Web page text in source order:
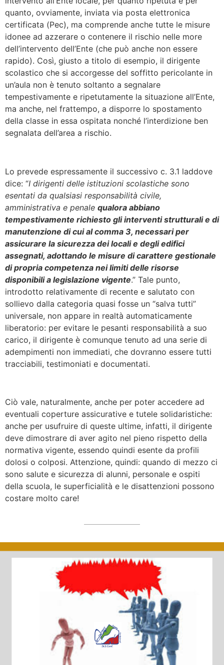
quanto, ovviamente, inviata via posta elettronica
certificata (Pec), ma comprende anche tutte le misure
idonee ad azzerare o contenere il rischio nelle more
dell’intervento dell’Ente (che può anche non essere
rapido). Così, giusto a titolo di esempio, il dirigente
scolastico che si accorgesse del soffitto pericolante in
un’aula non è tenuto soltanto a segnalare
tempestivamente e ripetutamente la situazione all’Ente,
ma anche, nel frattempo, a disporre lo spostamento
della classe in essa ospitata nonché l’interdizione ben
segnalata dell’area a rischio.
Lo prevede espressamente il successivo c. 3.1 laddove
dice: “I dirigenti delle istituzioni scolastiche sono
esentati da qualsiasi responsabilità civile,
amministrativa e penale qualora abbiano
tempestivamente richiesto gli interventi strutturali e di
manutenzione di cui al comma 3, necessari per
assicurare la sicurezza dei locali e degli edifici
assegnati, adottando le misure di carattere gestionale
di propria competenza nei limiti delle risorse
disponibili a legislazione vigente.” Tale punto,
introdotto relativamente di recente e salutato con
sollievo dalla categoria quasi fosse un “salva tutti”
universale, non appare in realtà automaticamente
liberatorio: per evitare le pesanti responsabilità a suo
carico, il dirigente è comunque tenuto ad una serie di
adempimenti non immediati, che dovranno essere tutti
tracciabili, testimoniati e documentati.
Ciò vale, naturalmente, anche per poter accedere ad
eventuali coperture assicurative e tutele solidaristiche:
anche per usufruire di queste ultime, infatti, il dirigente
deve dimostrare di aver agito nel pieno rispetto della
normativa vigente, essendo quindi esente da profili
dolosi o colposi. Attenzione, quindi: quando di mezzo ci
sono salute e sicurezza di alunni, personale e ospiti
della scuola, le superficialità e le disattenzioni possono
costare molto care!